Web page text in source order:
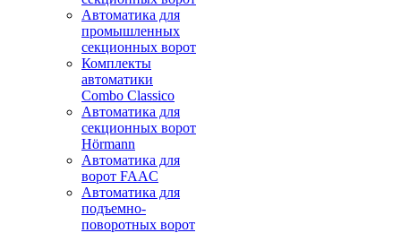
Автоматика для
промышленных
секционных ворот
Комплекты
автоматики
Combo Classico
Автоматика для
секционных ворот
Hörmann
Автоматика для
ворот FAAC
Автоматика для
подъемно-
поворотных ворот